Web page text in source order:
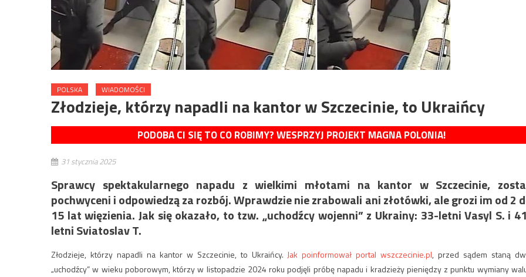
POLSKA WIADOMOŚCI
Złodzieje, którzy napadli na kantor w Szczecinie, to Ukraińcy
PODOBA CI SIĘ TO CO ROBIMY? WESPRZYJ PROJEKT MAGNA POLONIA!
31 stycznia 2025
Sprawcy spektakularnego napadu z wielkimi młotami na kantor w Szczecinie,
pochwyceni i odpowiedzą za rozbój. Wprawdzie nie zrabowali ani złotówki, ale grozi im od 2
15 lat więzienia. Jak się okazało, to tzw. „uchodźcy wojenni” z Ukrainy: 33-letni Vasyl S. i
letni Sviatoslav T.
Złodzieje, którzy napadli na kantor w Szczecinie, to Ukraińcy. Jak poinformował portal wszczecinie.pl, przed sądem staną
„uchodźcy” w wieku poborowym, którzy w listopadzie 2024 roku podjęli próbę napadu i kradzieży pieniędzy z punktu wymiany